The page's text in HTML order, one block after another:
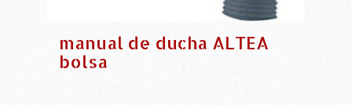
manual de ducha ALTEA
bolsa